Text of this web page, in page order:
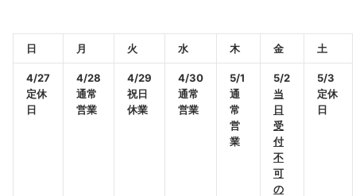
日 月 火 水 木 金 土
4/27
定休
日
4/28
通常
営業
4/29
祝日
休業
4/30
通常
営業
5/1
通
常
営
業
5/2
当
日
受
付
不
可
の
5/3
定休
日